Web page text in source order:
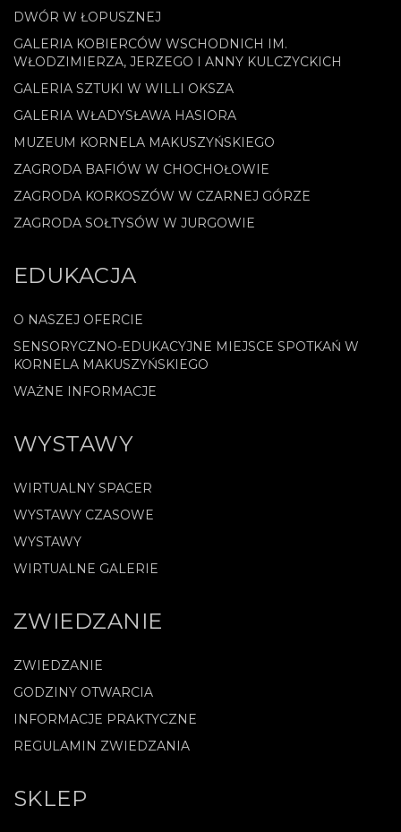
DWÓR W ŁOPUSZNEJ
GALERIA KOBIERCÓW WSCHODNICH IM.
WŁODZIMIERZA, JERZEGO I ANNY KULCZYCKICH
GALERIA SZTUKI W WILLI OKSZA
GALERIA WŁADYSŁAWA HASIORA
MUZEUM KORNELA MAKUSZYŃSKIEGO
ZAGRODA BAFIÓW W CHOCHOŁOWIE
ZAGRODA KORKOSZÓW W CZARNEJ GÓRZE
ZAGRODA SOŁTYSÓW W JURGOWIE
EDUKACJA
O NASZEJ OFERCIE
SENSORYCZNO-EDUKACYJNE MIEJSCE SPOTKAŃ W
KORNELA MAKUSZYŃSKIEGO
WAŻNE INFORMACJE
WYSTAWY
WIRTUALNY SPACER
WYSTAWY CZASOWE
WYSTAWY
WIRTUALNE GALERIE
ZWIEDZANIE
ZWIEDZANIE
GODZINY OTWARCIA
INFORMACJE PRAKTYCZNE
REGULAMIN ZWIEDZANIA
SKLEP